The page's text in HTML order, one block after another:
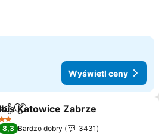
Wyświetl ceny
Udostępnij
Dodaj do ulubionych
Ibis Katowice Zabrze
2 Kategoria
8,3 Bardzo dobry
3431